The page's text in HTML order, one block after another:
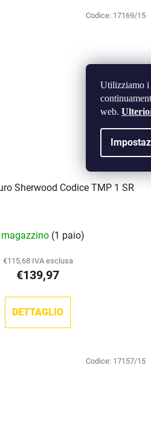
Utilizziamo i
web.
Sherwood Codice TMP 1 SR
magazzino (1 paio)
€115,68 IVA esclusa
€139,97
DETTAGLIO
Codice: 17169/15
Codice: 17157/15